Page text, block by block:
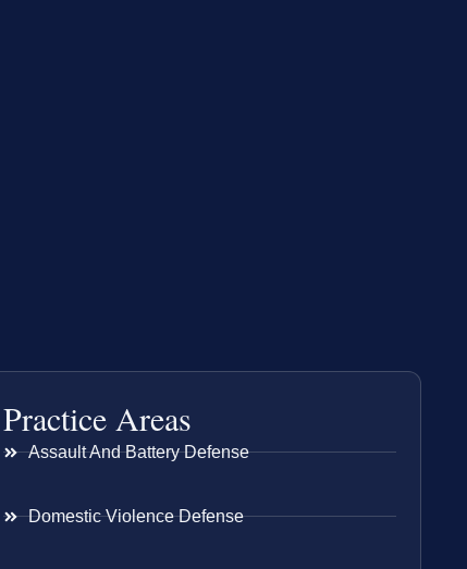
Practice Areas
Assault And Battery Defense
Domestic Violence Defense